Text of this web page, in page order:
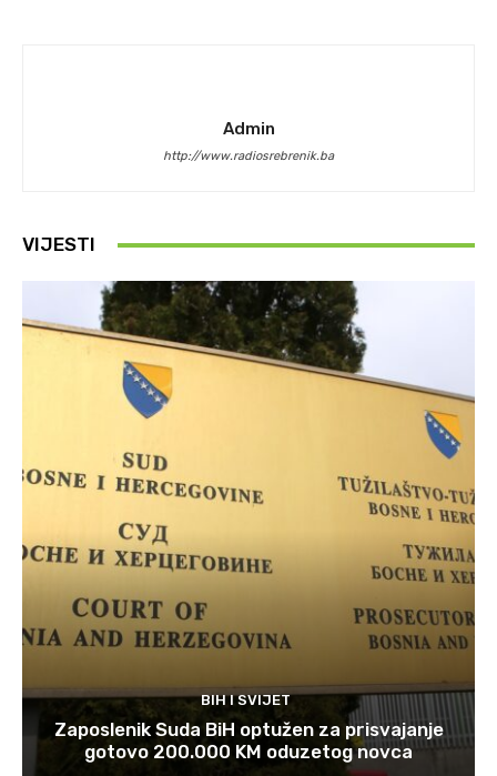
Admin
http://www.radiosrebrenik.ba
VIJESTI
BIH I SVIJET
Zaposlenik Suda BiH optužen za prisvajanje
gotovo 200.000 KM oduzetog novca